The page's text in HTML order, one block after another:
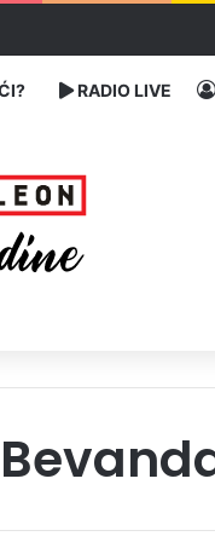
RADIO LIVE